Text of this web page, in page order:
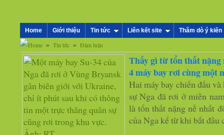
Home Giới thiệu Tin tức Liên kết site Thăm dò ý kiến
» Tin tức » Đàm luận
Thấy gì từ tổn thất nặng
4 máy bay rơi cùng một
Hai máy bay chiến đấu
sự Nga đã rơi ở miền
là tổn thất nặng nề nhất
của Nga kể từ khi bắt